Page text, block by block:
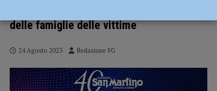
delle famiglie delle vittime
24 Agosto 2023 Redazione FG